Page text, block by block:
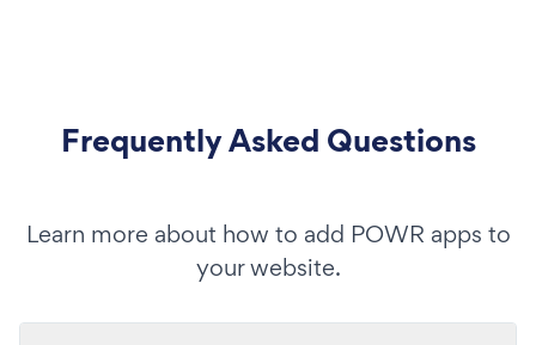
Frequently Asked Questions
Learn more about how to add POWR apps to
your website.